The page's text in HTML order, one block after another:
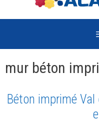
mur béton
Béton imprimé